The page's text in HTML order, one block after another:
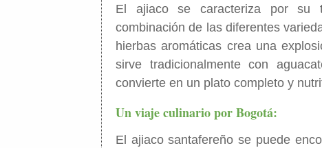
El ajiaco se caracteriza por su
combinación de las diferentes
hierbas aromáticas crea una
sirve tradicionalmente con
convierte en un plato completo y
Un viaje culinario por Bogotá:
El ajiaco santafereño se puede